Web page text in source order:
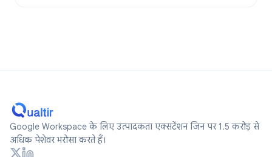
Google Workspace के लिए उत्पादकता एक्सटेंशन जिन पर 1.5 करोड़ से
अधिक पेशेवर भरोसा करते हैं।